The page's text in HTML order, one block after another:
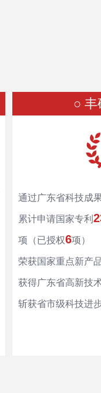
○ 丰
通过广东省科技成
累计申请国家专利
项（已授权6项）
荣获国家重点新产
获得广东省高新技
斩获省市级科技进